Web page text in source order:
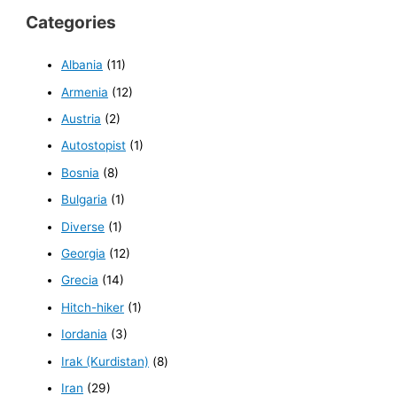
Categories
Albania (11)
Armenia (12)
Austria (2)
Autostopist (1)
Bosnia (8)
Bulgaria (1)
Diverse (1)
Georgia (12)
Grecia (14)
Hitch-hiker (1)
Iordania (3)
Irak (Kurdistan) (8)
Iran (29)